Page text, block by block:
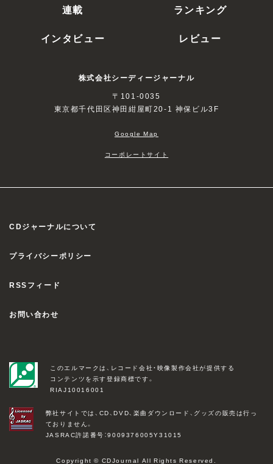
連載
ランキング
インタビュー
レビュー
株式会社シーディージャーナル
〒101-0035
東京都千代田区神田紺屋町20-1 神保ビル3F
Google Map
コーポレートサイト
CDジャーナルについて
プライバシーポリシー
RSSフィード
お問い合わせ
このエルマークは、レコード会社・映像製作会社が提供する
コンテンツを示す登録商標です。
RIAJ10016001
弊社サイトでは、CD、DVD、楽曲ダウンロード、グッズの販売は行っ
ておりません。
JASRAC許諾番号：9009376005Y31015
Copyright © CDJournal All Rights Reserved.